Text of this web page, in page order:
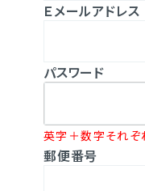
Ｅメールアドレス
パスワード
英字＋数字それぞ
郵便番号